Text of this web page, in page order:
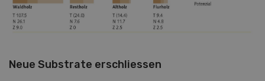
Neue Substrate erschliessen